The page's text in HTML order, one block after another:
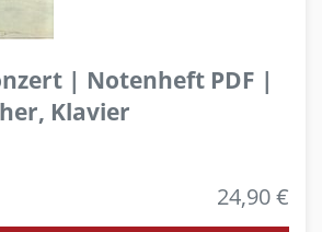
| Notenheft PDF |
Klavier
24,90 €